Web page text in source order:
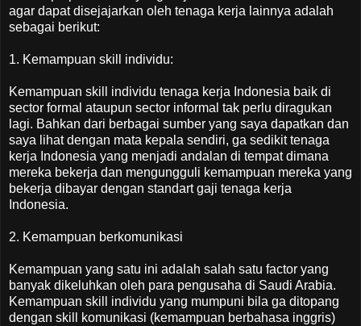
agar dapat disejajarkan oleh tenaga kerja lainnya adalah
sebagai berikut:
1. Kemampuan skill individu:
Kemampuan skill individu tenaga kerja Indonesia baik di
sector formal ataupun sector informal tak perlu diragukan
lagi. Bahkan dari berbagai sumber yang saya dapatkan dan
saya lihat dengan mata kepala sendiri, ga sedikit tenaga
kerja Indonesia yang menjadi andalan di tempat dimana
mereka bekerja dan mengungguli kemampuan mereka yang
bekerja dibayar dengan standart gaji tenaga kerja
Indonesia.
2. Kemampuan berkomunikasi
Kemampuan yang satu ini adalah salah satu factor yang
banyak dikeluhkan oleh para pengusaha di Saudi Arabia.
Kemampuan skill individu yang mumpuni bila ga ditopang
dengan skill komunikasi (kemampuan berbahasa inggris)